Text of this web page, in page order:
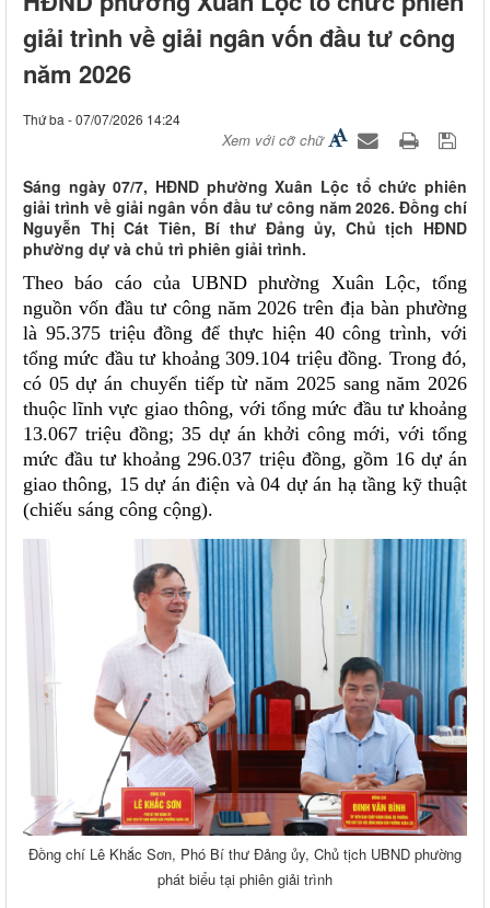
giải trình về giải ngân vốn đầu tư công
năm 2026
Thứ ba - 07/07/2026 14:24
Xem với cỡ chữ
Sáng ngày 07/7, HĐND phường Xuân Lộc tổ chức phiên
giải trình về giải ngân vốn đầu tư công năm 2026. Đồng chí
Nguyễn Thị Cát Tiên, Bí thư Đảng ủy, Chủ tịch HĐND
phường dự và chủ trì phiên giải trình.
Theo báo cáo của UBND phường Xuân Lộc, tổng
nguồn vốn đầu tư công năm 2026 trên địa bàn phường
là 95.375 triệu đồng để thực hiện 40 công trình, với
tổng mức đầu tư khoảng 309.104 triệu đồng. Trong đó,
có 05 dự án chuyển tiếp từ năm 2025 sang năm 2026
thuộc lĩnh vực giao thông, với tổng mức đầu tư khoảng
13.067 triệu đồng; 35 dự án khởi công mới, với tổng
mức đầu tư khoảng 296.037 triệu đồng, gồm 16 dự án
giao thông, 15 dự án điện và 04 dự án hạ tầng kỹ thuật
(chiếu sáng công cộng).
Đồng chí Lê Khắc Sơn, Phó Bí thư Đảng ủy, Chủ tịch UBND phường
phát biểu tại phiên giải trình